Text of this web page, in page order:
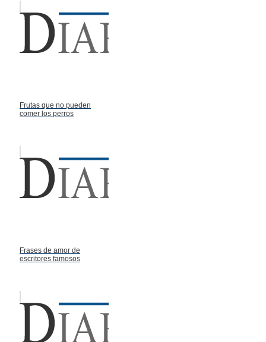
Frutas que no pueden
comer los perros
Frases de amor de
escritores famosos